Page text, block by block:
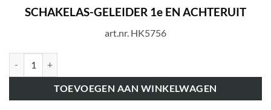
SCHAKELAS-GELEIDER 1e EN ACHTERUIT
art.nr. HK5756
TOEVOEGEN AAN WINKELWAGEN